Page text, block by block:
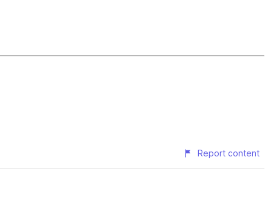
Report content